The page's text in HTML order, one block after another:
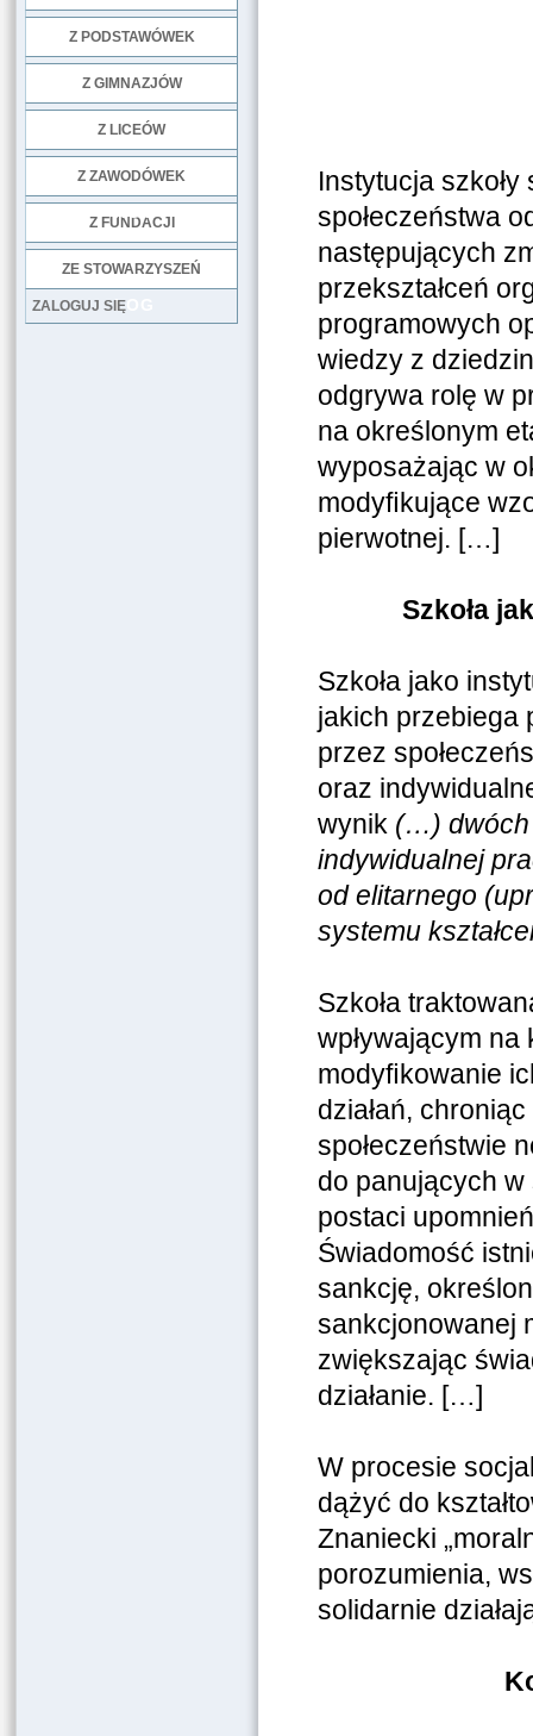
Z PODSTAWÓWEK
Z GIMNAZJÓW
Z LICEÓW
Z ZAWODÓWEK
Z FUNDACJI
ZE STOWARZYSZEŃ
LOG
ZALOGUJ SIĘ
Instytucja
społeczeństwa
następujących
przekształceń
programowych
wiedzy z
odgrywa rolę w
na określonym
wyposażając w
modyﬁkujące
pierwotnej. […]
Szkoła
Szkoła jako
jakich przebiega
przez
oraz
wynik (…) dwóch
indywidualnej
od elitarnego
systemu
Szkoła
wpływającym na
modyﬁkowanie
działań,
społeczeństwie
do panujących w
postaci
Świadomość
sankcję,
sankcjonowanej
zwiększając
działanie. […]
W procesie
dążyć do
Znaniecki
porozumienia,
solidarnie